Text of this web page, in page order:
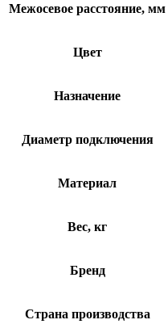
Межосевое расстояние, мм
Цвет
Назначение
Диаметр подключения
Материал
Вес, кг
Бренд
Страна производства